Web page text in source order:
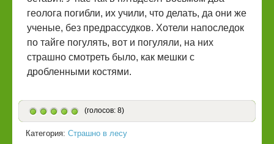
геолога погибли, их учили, что делать, да они же
ученые, без предрассудков. Хотели напоследок
по тайге погулять, вот и погуляли, на них
страшно смотреть было, как мешки с
дробленными костями.
(голосов: 8)
Категория: Страшно в лесу